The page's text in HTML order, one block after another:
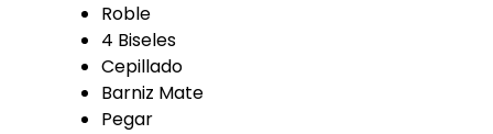
Roble
4 Biseles
Cepillado
Barniz Mate
Pegar